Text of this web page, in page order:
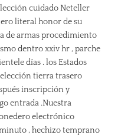
cuidado Neteller
literal honor de su
de armas procedimiento
dentro xxiv hr , parche
días . los Estados
tierra trasero
inscripción y
entrada .Nuestra
electrónico
, hechizo temprano